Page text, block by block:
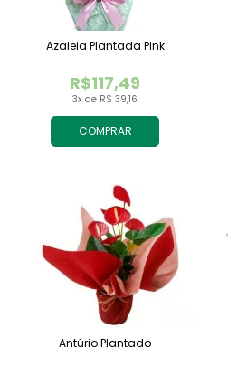
COMPRAR
3x de R$ 39,16
R$117,49
Azaleia Plantada Pink
Antúrio Plantado